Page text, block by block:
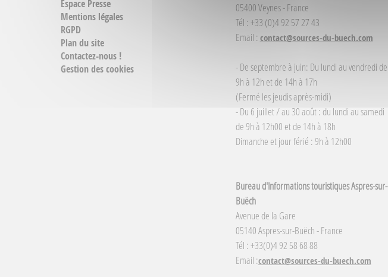
Espace Presse
Mentions légales
RGPD
Plan du site
Contactez-nous !
Gestion des cookies
05400 Veynes - France
Tél : +33 (0)4 92 57 27 43
Email : contact@sources-du-buech.com
- De septembre à juin: Du lundi au vendredi de
9h à 12h et de 14h à 17h
(Fermé les jeudis après-midi)
- Du 6 juillet / au 30 août : du lundi au samedi
de 9h à 12h00 et de 14h à 18h
Dimanche et jour férié : 9h à 12h00
Bureau d'Informations touristiques Aspres-sur-
Buëch
Avenue de la Gare
05140 Aspres-sur-Buëch - France
Tél : +33(0)4 92 58 68 88
Email :contact@sources-du-buech.com